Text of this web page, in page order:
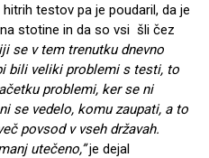
testov pa je poudaril, da je
stotine in da so vsi šli čez
se v tem trenutku dnevno
bili veliki problemi s testi, to
problemi, ker se ni
se vedelo, komu zaupati, a to
povsod v vseh državah.
utečeno,”je dejal